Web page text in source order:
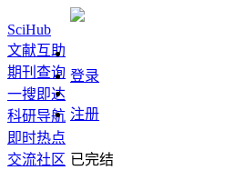
SciHub
文献互助
期刊查询
一搜即达
科研导航
即时热点
交流社区
登录
注册
已完结